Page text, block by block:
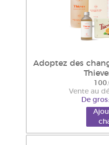
Adoptez des
Vente au
De